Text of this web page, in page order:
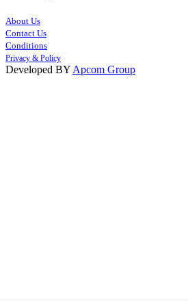
About Us
Contact Us
Conditions
Privacy & Policy
Developed BY Apcom Group